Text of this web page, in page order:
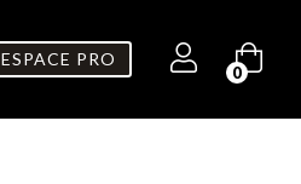
ESPACE PRO
0